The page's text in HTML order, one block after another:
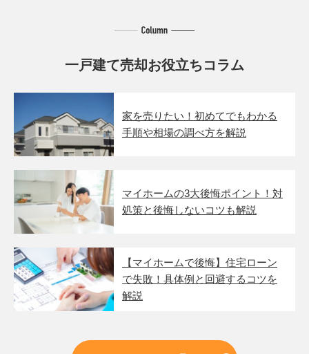
一戸建て売却お役立ちコラム
家を売りたい！初めてでもわかる
手順や相場の調べ方を解説
マイホームの3大後悔ポイント！対
処策と後悔しないコツも解説
【マイホームで後悔】住宅ローン
で失敗！具体例と回避するコツを
解説